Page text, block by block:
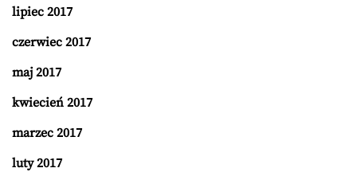
lipiec 2017
czerwiec 2017
maj 2017
kwiecień 2017
marzec 2017
luty 2017